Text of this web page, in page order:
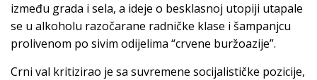
između grada i sela, a ideje o besklasnoj utopiji utapale
se u alkoholu razočarane radničke klase i šampanjcu
prolivenom po sivim odijelima “crvene buržoazije”.
Crni val kritizirao je sa suvremene socijalističke pozicije,